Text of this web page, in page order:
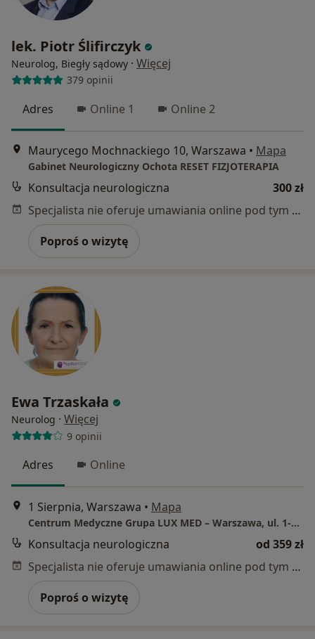
lek. Piotr Ślifirczyk
Neurolog, Biegły sądowy · Więcej
379 opinii
Adres Online 1 Online 2
Maurycego Mochnackiego 10, Warszawa • Mapa
Gabinet Neurologiczny Ochota RESET FIZJOTERAPIA
Konsultacja neurologiczna
300 zł
Specjalista nie oferuje umawiania online pod tym adresem.
Poproś o wizytę
Ewa Trzaskała
Neurolog · Więcej
9 opinii
Adres Online
1 Sierpnia, Warszawa • Mapa
Centrum Medyczne Grupa LUX MED – Warszawa, ul. 1-go Sierpnia 8
Konsultacja neurologiczna
od 359 zł
Specjalista nie oferuje umawiania online pod tym adresem.
Poproś o wizytę